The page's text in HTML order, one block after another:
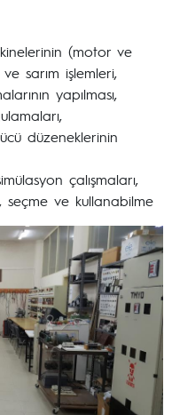
(motor ve
sarım işlemleri,
yapılması,
düzeneklerinin
çalışmaları,
seçme ve kullanabilme